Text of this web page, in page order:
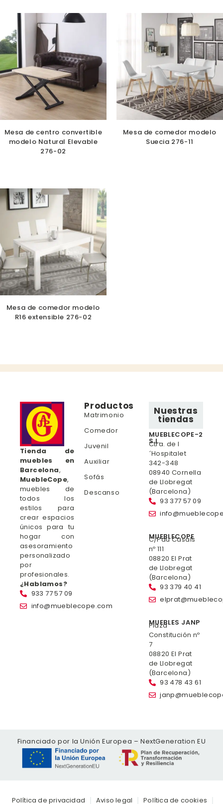
Mesa de centro convertible
modelo Natural Elevable
276-02
Mesa de comedor modelo
Suecia 276-11
Mesa de comedor modelo
R16 extensible 276-02
Tienda de
muebles en
Barcelona,
MuebleCope,
muebles de
todos los
estilos para
crear espacios
únicos para tu
hogar con
asesoramiento
personalizado
por
profesionales.
¿Hablamos?
933 77 57 09
info@mueblecope.com
Productos
Matrimonio
Comedor
Juvenil
Auxiliar
Sofás
Descanso
Nuestras
tiendas
MUEBLECOPE-2
S.L.
Ctra. de l
´Hospitalet
342-348
08940 Cornella
de Llobregat
(Barcelona)
93 377 57 09
MUEBLECOPE
C/Pau Casals
nº 111
08820 El Prat
de Llobregat
(Barcelona)
93 379 40 41
MUEBLES JANP
Plaza
Constitución nº
7
08820 El Prat
de Llobregat
(Barcelona)
93 478 43 61
Financiado por la Unión Europea – NextGeneration EU
Política de privacidad Aviso legal Política de cookies